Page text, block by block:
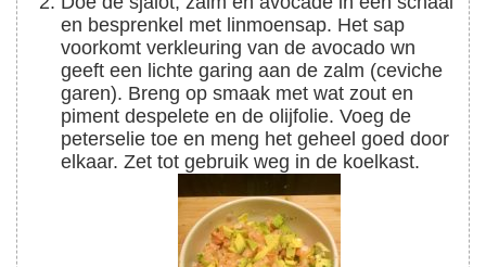
en besprenkel met linmoensap. Het sap
voorkomt verkleuring van de avocado wn
geeft een lichte garing aan de zalm (ceviche
garen). Breng op smaak met wat zout en
piment despelete en de olijfolie. Voeg de
peterselie toe en meng het geheel goed door
elkaar. Zet tot gebruik weg in de koelkast.